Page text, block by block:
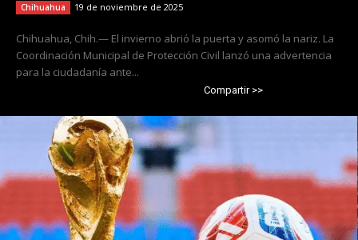
Chihuahua 19 de noviembre de 2025
Chihuahua, Chih.— El invierno abrió la puerta y asomó la nariz. La
Coordinación Municipal de Protección Civil lanzó una advertencia
para la ciudadanía ante...
Compartir >>